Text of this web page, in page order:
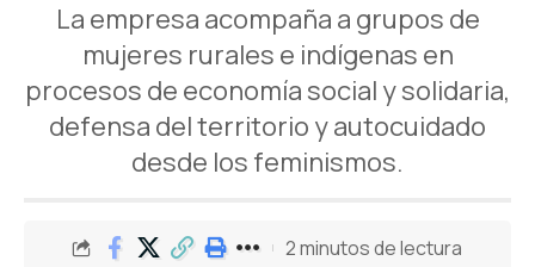
La empresa acompaña a grupos de
mujeres rurales e indígenas en
procesos de economía social y solidaria,
defensa del territorio y autocuidado
desde los feminismos.
2 minutos de lectura